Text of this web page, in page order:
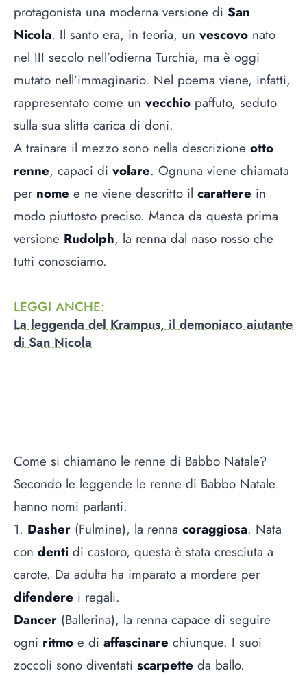
protagonista una moderna versione di San
Nicola. Il santo era, in teoria, un vescovo nato
nel III secolo nell’odierna Turchia, ma è oggi
mutato nell’immaginario. Nel poema viene, infatti,
rappresentato come un vecchio paffuto, seduto
sulla sua slitta carica di doni.
A trainare il mezzo sono nella descrizione otto
renne, capaci di volare. Ognuna viene chiamata
per nome e ne viene descritto il carattere in
modo piuttosto preciso. Manca da questa prima
versione Rudolph, la renna dal naso rosso che
tutti conosciamo.
LEGGI ANCHE:
La leggenda del Krampus, il demoniaco aiutante
di San Nicola
Come si chiamano le renne di Babbo Natale?
Secondo le leggende le renne di Babbo Natale
hanno nomi parlanti.
1. Dasher (Fulmine), la renna coraggiosa. Nata
con denti di castoro, questa è stata cresciuta a
carote. Da adulta ha imparato a mordere per
difendere i regali.
Dancer (Ballerina), la renna capace di seguire
ogni ritmo e di affascinare chiunque. I suoi
zoccoli sono diventati scarpette da ballo.